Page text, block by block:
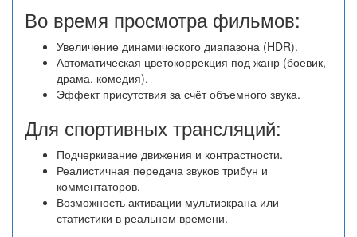
Во время просмотра фильмов:
Увеличение динамического диапазона (HDR).
Автоматическая цветокоррекция под жанр (боевик,
драма, комедия).
Эффект присутствия за счёт объемного звука.
Для спортивных трансляций:
Подчеркивание движения и контрастности.
Реалистичная передача звуков трибун и
комментаторов.
Возможность активации мультиэкрана или
статистики в реальном времени.